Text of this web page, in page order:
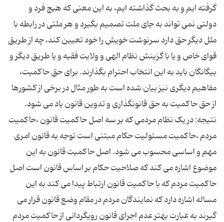
گرفته ایم و به بحث گذاشته ایم، به این معنی که هیچ فرد و
دولتی نمی تواند به جای ملت تصمیم بگیرد و هر ملتی در رابطه با
ملل دیگر حق دارد سرنوشت خویش را خود تعیین کند، چه از طریق
قوای خاص و یا با گزینش نظام الهی و ولایت فقیه و یا طریق دیگر و
بیگانگان باید به این انتخاب احترام بگذارند. برای حق حاکمیت،
مفاهیم دیگری نیز بیان شده است به طور مثال در برخی از کشورها
از حق حاکمیت به حق قانونگذاری و تدوین قانون یاد می شود.
نتیجه: در یک نظام مردمی که بر سه اصل حاکمیت قانون ،حاکمیت
مردم ،حاکمیت مسئولیت حکام مبتنی است توجه به قانون امری
مهم و اساسی محسوب می شود. اصل حاکمیت قانون به این
موضوع اشاره می کند که صلاحیت حکام بر اساس قانون است اصل
حاکمیت مردم که با حاکمیت قانون ارتباط پیدا می کند به این
مساله اشاره دارد که نمایندگان مردم در مقام وضع قانون قرار می
گیرند به عبارت بهتر عدم اجرای قانون رویگردانی از حاکمیت مردم